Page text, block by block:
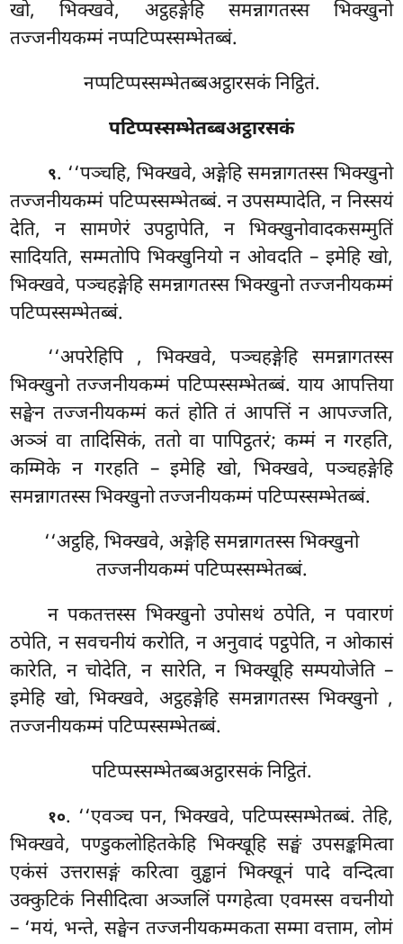
खो, भिक्खवे, अट्ठहङ्गेहि समन्नागतस्स भिक्खुनो
तज्जनीयकम्मं नप्पटिप्पस्सम्भेतब्बं.
नप्पटिप्पस्सम्भेतब्बअट्ठारसकं निट्ठितं.
पटिप्पस्सम्भेतब्बअट्ठारसकं
९. ‘‘पञ्चहि, भिक्खवे, अङ्गेहि समन्नागतस्स भिक्खुनो
तज्जनीयकम्मं पटिप्पस्सम्भेतब्बं. न उपसम्पादेति, न निस्सयं
देति, न सामणेरं उपट्ठापेति, न भिक्खुनोवादकसम्मुतिं
सादियति, सम्मतोपि भिक्खुनियो न ओवदति – इमेहि खो,
भिक्खवे, पञ्चहङ्गेहि समन्नागतस्स भिक्खुनो तज्जनीयकम्मं
पटिप्पस्सम्भेतब्बं.
‘‘अपरेहिपि , भिक्खवे, पञ्चहङ्गेहि समन्नागतस्स
भिक्खुनो तज्जनीयकम्मं पटिप्पस्सम्भेतब्बं. याय आपत्तिया
सङ्घेन तज्जनीयकम्मं कतं होति तं आपत्तिं न आपज्जति,
अञ्ञं वा तादिसिकं, ततो वा पापिट्ठतरं; कम्मं न गरहति,
कम्मिके न गरहति – इमेहि खो, भिक्खवे, पञ्चहङ्गेहि
समन्नागतस्स भिक्खुनो तज्जनीयकम्मं पटिप्पस्सम्भेतब्बं.
‘‘अट्ठहि, भिक्खवे, अङ्गेहि समन्नागतस्स भिक्खुनो
तज्जनीयकम्मं पटिप्पस्सम्भेतब्बं.
न पकतत्तस्स भिक्खुनो उपोसथं ठपेति, न पवारणं
ठपेति, न सवचनीयं करोति, न अनुवादं पट्ठपेति, न ओकासं
कारेति, न चोदेति, न सारेति, न भिक्खूहि सम्पयोजेति –
इमेहि खो, भिक्खवे, अट्ठहङ्गेहि समन्नागतस्स भिक्खुनो ,
तज्जनीयकम्मं पटिप्पस्सम्भेतब्बं.
पटिप्पस्सम्भेतब्बअट्ठारसकं निट्ठितं.
१०. ‘‘एवञ्च पन, भिक्खवे, पटिप्पस्सम्भेतब्बं. तेहि,
भिक्खवे, पण्डुकलोहितकेहि भिक्खूहि सङ्घं उपसङ्कमित्वा
एकंसं उत्तरासङ्गं करित्वा वुड्ढानं भिक्खूनं पादे वन्दित्वा
उक्कुटिकं निसीदित्वा अञ्जलिं पग्गहेत्वा एवमस्स वचनीयो
– ‘मयं, भन्ते, सङ्घेन तज्जनीयकम्मकतासम्मा वत्ताम, लोमं